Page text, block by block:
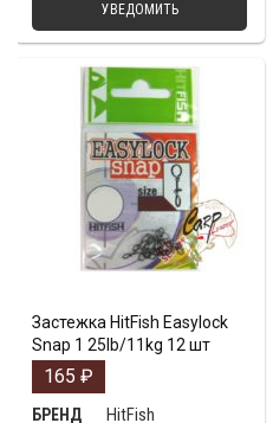
УВЕДОМИТЬ
Застежка HitFish Easylock
Snap 1 25lb/11kg 12 шт
165 ₽
БРЕНД
HitFish